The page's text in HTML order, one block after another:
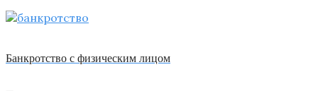
Банкротство с физическим лицом